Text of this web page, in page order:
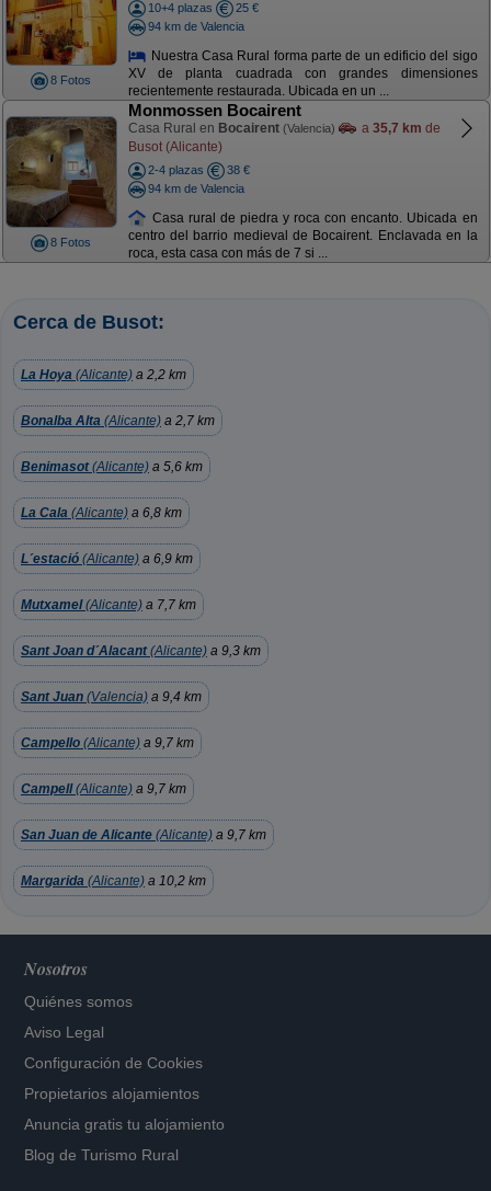
8 Fotos
10+4 plazas
25 €
94 km de Valencia
Nuestra Casa Rural forma parte de un edificio del sigo
XV de planta cuadrada con grandes dimensiones
recientemente restaurada. Ubicada en un ...
8 Fotos
Monmossen Bocairent
Casa Rural en Bocairent (Valencia) a 35,7 km de
Busot (Alicante)
2-4 plazas
38 €
94 km de Valencia
Casa rural de piedra y roca con encanto. Ubicada en
centro del barrio medieval de Bocairent. Enclavada en la
roca, esta casa con más de 7 si ...
Cerca de Busot:
La Hoya (Alicante) a 2,2 km
Bonalba Alta (Alicante) a 2,7 km
Benimasot(Alicante) a 5,6 km
La Cala (Alicante) a 6,8 km
L´estació (Alicante) a 6,9 km
Mutxamel(Alicante) a 7,7 km
Sant Joan d´Alacant(Alicante) a 9,3 km
Sant Juan (Valencia) a 9,4 km
Campello (Alicante) a 9,7 km
Campell(Alicante) a 9,7 km
San Juan de Alicante (Alicante) a 9,7 km
Margarida (Alicante) a 10,2 km
Nosotros
Quiénes somos
Aviso Legal
Configuración de Cookies
Propietarios alojamientos
Anuncia gratis tu alojamiento
Blog de Turismo Rural